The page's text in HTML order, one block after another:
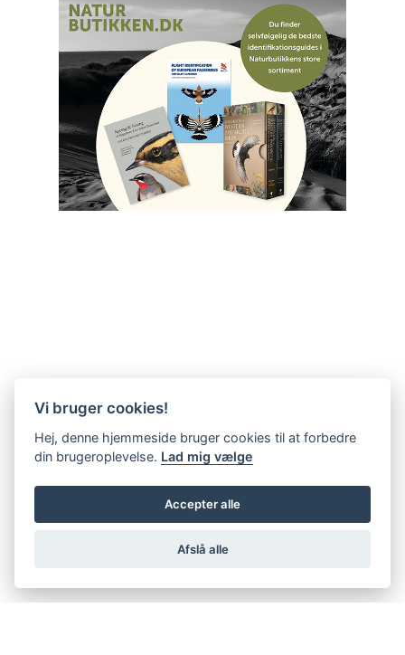
Vi bruger cookies!
Hej, denne hjemmeside bruger cookies til at forbedre
din brugeroplevelse. Lad mig vælge
Accepter alle
Afslå alle